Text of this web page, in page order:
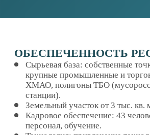
Поддержка в части предоставления целевых
Помощь в подготовке кадров/организация
обучения.
Организация переговоров с потенциальными
партнерами.